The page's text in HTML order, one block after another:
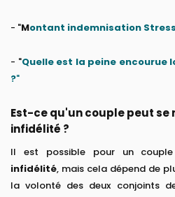
- "Montant indemnisation
- "Quelle est la peine encourue
?"
Est-ce qu'un couple peut
infidélité ?
Il est possible pour un
infidélité, mais cela dépend de
la volonté des deux conjoints